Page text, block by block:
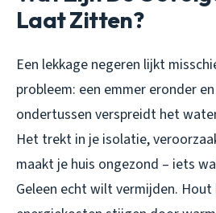
Laat Zitten?
Een lekkage negeren lijkt
probleem: een emmer eronder
ondertussen verspreidt het
Het trekt in je isolatie,
maakt je huis ongezond – iets
Geleen echt wilt vermijden.